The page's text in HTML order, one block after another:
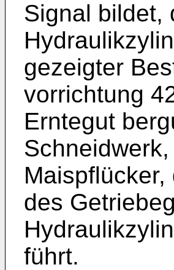
Signal bildet,
gezeigter
vorrichtung
Erntegut
des
führt.